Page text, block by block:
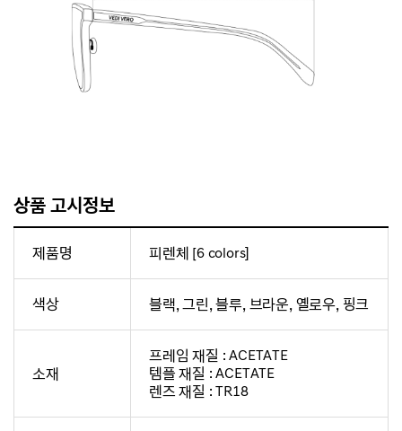
상품 고시정보
제품명 피렌체 [6 colors]
색상 블랙, 그린, 블루, 브라운, 옐로우, 핑크
소재
프레임 재질 : ACETATE
템플 재질 : ACETATE
렌즈 재질 : TR18